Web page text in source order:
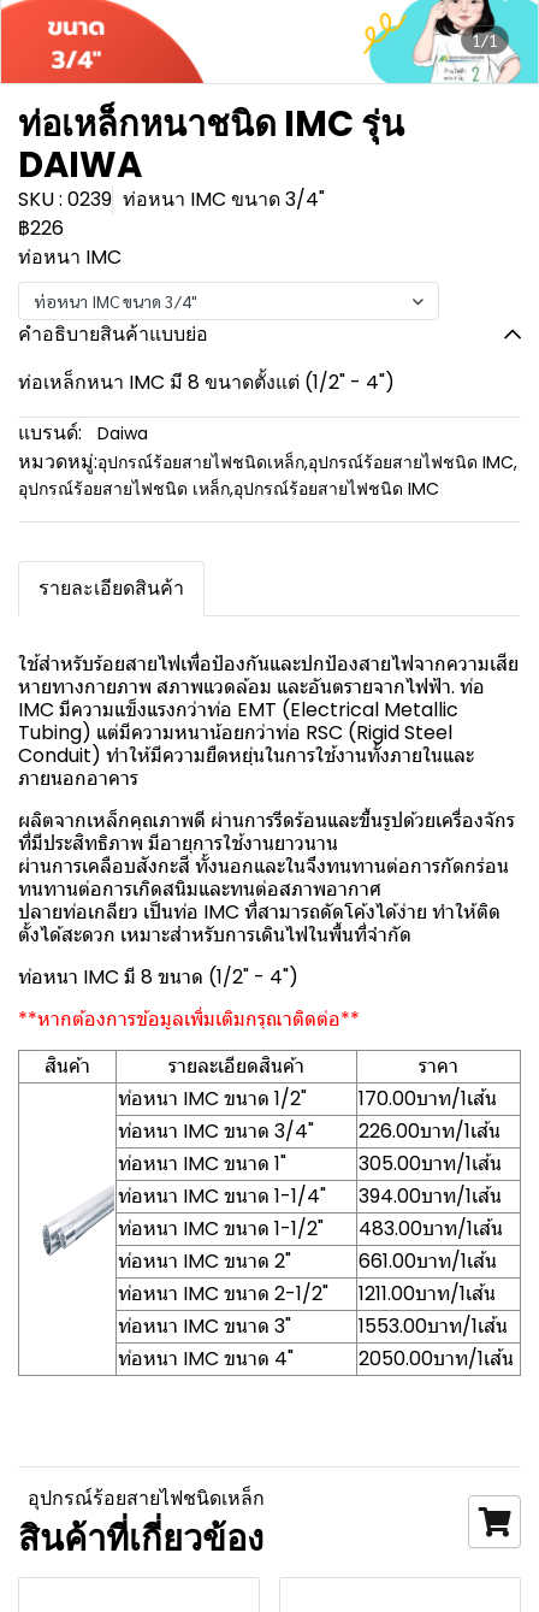
1/1
ท่อเหล็กหนาชนิด IMC รุ่น
DAIWA
SKU : 0239 ท่อหนา IMC ขนาด 3/4"
฿226
ท่อหนา IMC
ท่อหนา IMC ขนาด 3/4"
คำอธิบายสินค้าแบบย่อ
ท่อเหล็กหนา IMC มี 8 ขนาดตั้งแต่ (1/2" - 4")
แบรนด์:
Daiwa
หมวดหมู่:อุปกรณ์ร้อยสายไฟชนิดเหล็ก,อุปกรณ์ร้อยสายไฟชนิด IMC,
อุปกรณ์ร้อยสายไฟชนิด เหล็ก,อุปกรณ์ร้อยสายไฟชนิด IMC
รายละเอียดสินค้า
ใช้สำหรับร้อยสายไฟเพื่อป้องกันและปกป้องสายไฟจากความเสีย
หายทางกายภาพ สภาพแวดล้อม และอันตรายจากไฟฟ้า. ท่อ
IMC มีความแข็งแรงกว่าท่อ EMT (Electrical Metallic
Tubing) แต่มีความหนาน้อยกว่าท่อ RSC (Rigid Steel
Conduit) ทำให้มีความยืดหยุ่นในการใช้งานทั้งภายในและ
ภายนอกอาคาร
ผลิตจากเหล็กคุณภาพดี ผ่านการรีดร้อนและขึ้นรูปด้วยเครื่องจักร
ที่มีประสิทธิภาพ มีอายุการใช้งานยาวนาน
ผ่านการเคลือบสังกะสี ทั้งนอกและในจึงทนทานต่อการกัดกร่อน
ทนทานต่อการเกิดสนิมและทนต่อสภาพอากาศ
ปลายท่อเกลียว เป็นท่อ IMC ที่สามารถดัดโค้งได้ง่าย ทำให้ติด
ตั้งได้สะดวก เหมาะสำหรับการเดินไฟในพื้นที่จำกัด
ท่อหนา IMC มี 8 ขนาด (1/2" - 4")
**หากต้องการข้อมูลเพิ่มเติมกรุณาติดต่อ**
สินค้า
รายละเอียดสินค้า
ราคา
ท่อหนา IMC ขนาด 1/2"
170.00บาท/1เส้น
ท่อหนา IMC ขนาด 3/4"
226.00บาท/1เส้น
ท่อหนา IMC ขนาด 1"
305.00บาท/1เส้น
ท่อหนา IMC ขนาด 1-1/4"
394.00บาท/1เส้น
ท่อหนา IMC ขนาด 1-1/2"
483.00บาท/1เส้น
ท่อหนา IMC ขนาด 2"
661.00บาท/1เส้น
ท่อหนา IMC ขนาด 2-1/2"
1211.00บาท/1เส้น
ท่อหนา IMC ขนาด 3"
1553.00บาท/1เส้น
ท่อหนา IMC ขนาด 4"
2050.00บาท/1เส้น
อุปกรณ์ร้อยสายไฟชนิดเหล็ก
สินค้าที่เกี่ยวข้อง